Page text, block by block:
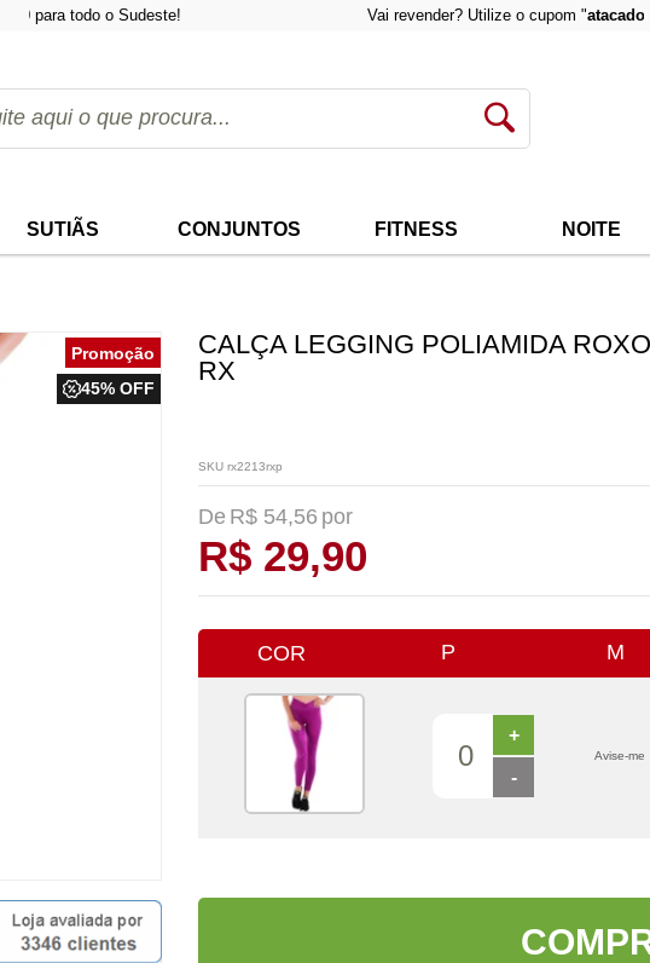
para todo o Sudeste! Vai revender? Utilize o cupom "atacado500"
SUTIÃS CONJUNTOS FITNESS NOITE
45% OFF
CALÇA LEGGING POLIAMIDA
RX
SKU rx2213rxp
R$ 54,56
R$ 29,90
COR P M
+
-
Avise-me